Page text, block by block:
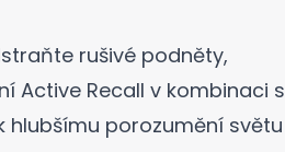
rušivé podněty,
Active Recall v kombinaci s
hlubšímu porozumění světu